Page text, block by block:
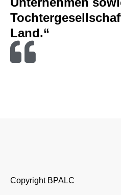
Land.“
Copyright BPALC